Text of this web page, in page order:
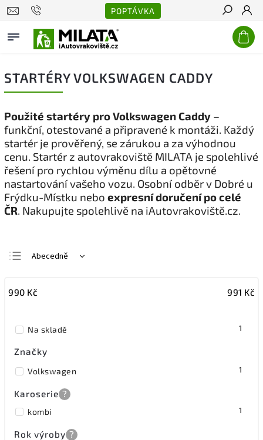
POPTÁVKA
Hledat
STARTÉRY VOLKSWAGEN CADDY
Použité startéry pro Volkswagen Caddy –
funkční, otestované a připravené k montáži. Každý
startér je prověřený, se zárukou a za výhodnou
cenu. Startér z autovrakoviště MILATA je spolehlivé
řešení pro rychlou výměnu dílu a opětovné
nastartování vašeho vozu. Osobní odběr v Dobré u
Frýdku-Místku nebo expresní doručení po celé
ČR. Nakupujte spolehlivě na iAutovrakoviště.cz.
Abecedně
Nejdražší
990 Kč 991 Kč
Na skladě 1
Značky
Volkswagen 1
Karoserie ?
kombi 1
Rok výroby ?